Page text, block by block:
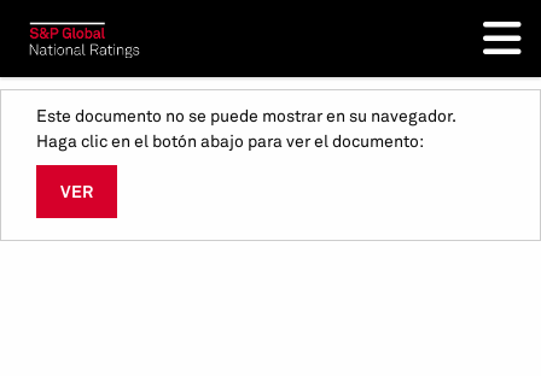
Este documento no se puede mostrar en su navegador.
Haga clic en el botón abajo para ver el documento:
VER